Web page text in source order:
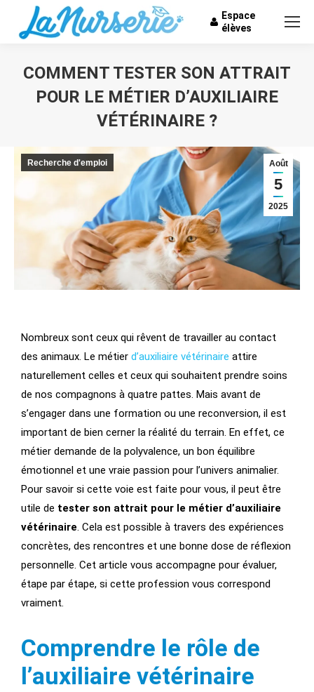
Espace
élèves
COMMENT TESTER SON ATTRAIT
POUR LE MÉTIER D’AUXILIAIRE
VÉTÉRINAIRE ?
Août
5
2025
Recherche d'emploi
Nombreux sont ceux qui rêvent de travailler au contact
des animaux. Le métier d’auxiliaire vétérinaire attire
naturellement celles et ceux qui souhaitent prendre soins
de nos compagnons à quatre pattes. Mais avant de
s’engager dans une formation ou une reconversion, il est
important de bien cerner la réalité du terrain. En effet, ce
métier demande de la polyvalence, un bon équilibre
émotionnel et une vraie passion pour l’univers animalier.
Pour savoir si cette voie est faite pour vous, il peut être
utile de tester son attrait pour le métier d’auxiliaire
vétérinaire. Cela est possible à travers des expériences
concrètes, des rencontres et une bonne dose de réflexion
personnelle. Cet article vous accompagne pour évaluer,
étape par étape, si cette profession vous correspond
vraiment.
Comprendre le rôle de
l’auxiliaire vétérinaire